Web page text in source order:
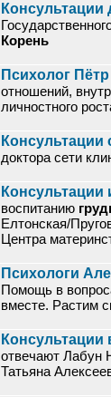
Консультации
Корень
Психолог
отношений,
личностного
Консультации
доктора сети
Консультации
воспитанию
Елтонская/
Центра
Психологи
Помощь в
вместе. Растим
Консультации
отвечают Лабун
Татьяна